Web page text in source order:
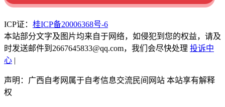
ICP证： 桂ICP备20006368号-6
本站部分文字及图片均来自于网络，如侵犯到您的权益，请及
时发送邮件到2667645833@qq.com，我们会尽快处理 投诉中
心 |
声明：广西自考网属于自考信息交流民间网站 本站享有解释
权